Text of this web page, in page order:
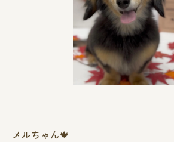
メルちゃん🍁